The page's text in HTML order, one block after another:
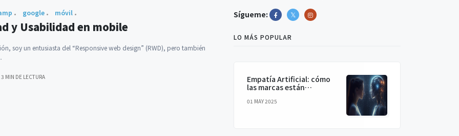
google móvil
y Usabilidad en mobile
soy un entusiasta del “Responsive web design” (RWD), pero también
3 MIN DE LECTURA
Sígueme:
LO MÁS POPULAR
Empatía Artificial: cómo
las marcas están
conectar de verdad
01 MAY 2025